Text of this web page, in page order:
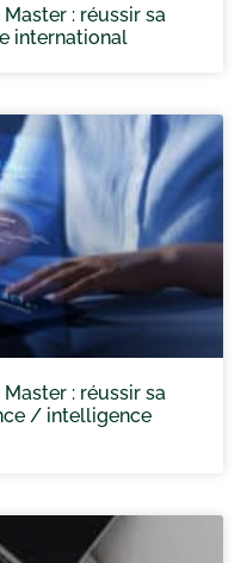
: réussir sa
international
: réussir sa
/ intelligence